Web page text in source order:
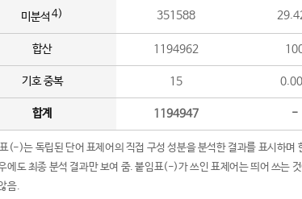
미분석 4) 351588
합산 1194962
기호 중복 15
합계 1194947 -
(-)는 독립된 단어 표제어의 직접 구성 성분을 분석한 결과를 표시하며
에도 최종 분석 결과만 보여 줌. 붙임표(-)가 쓰인 표제어는 띄어 쓰는
음.